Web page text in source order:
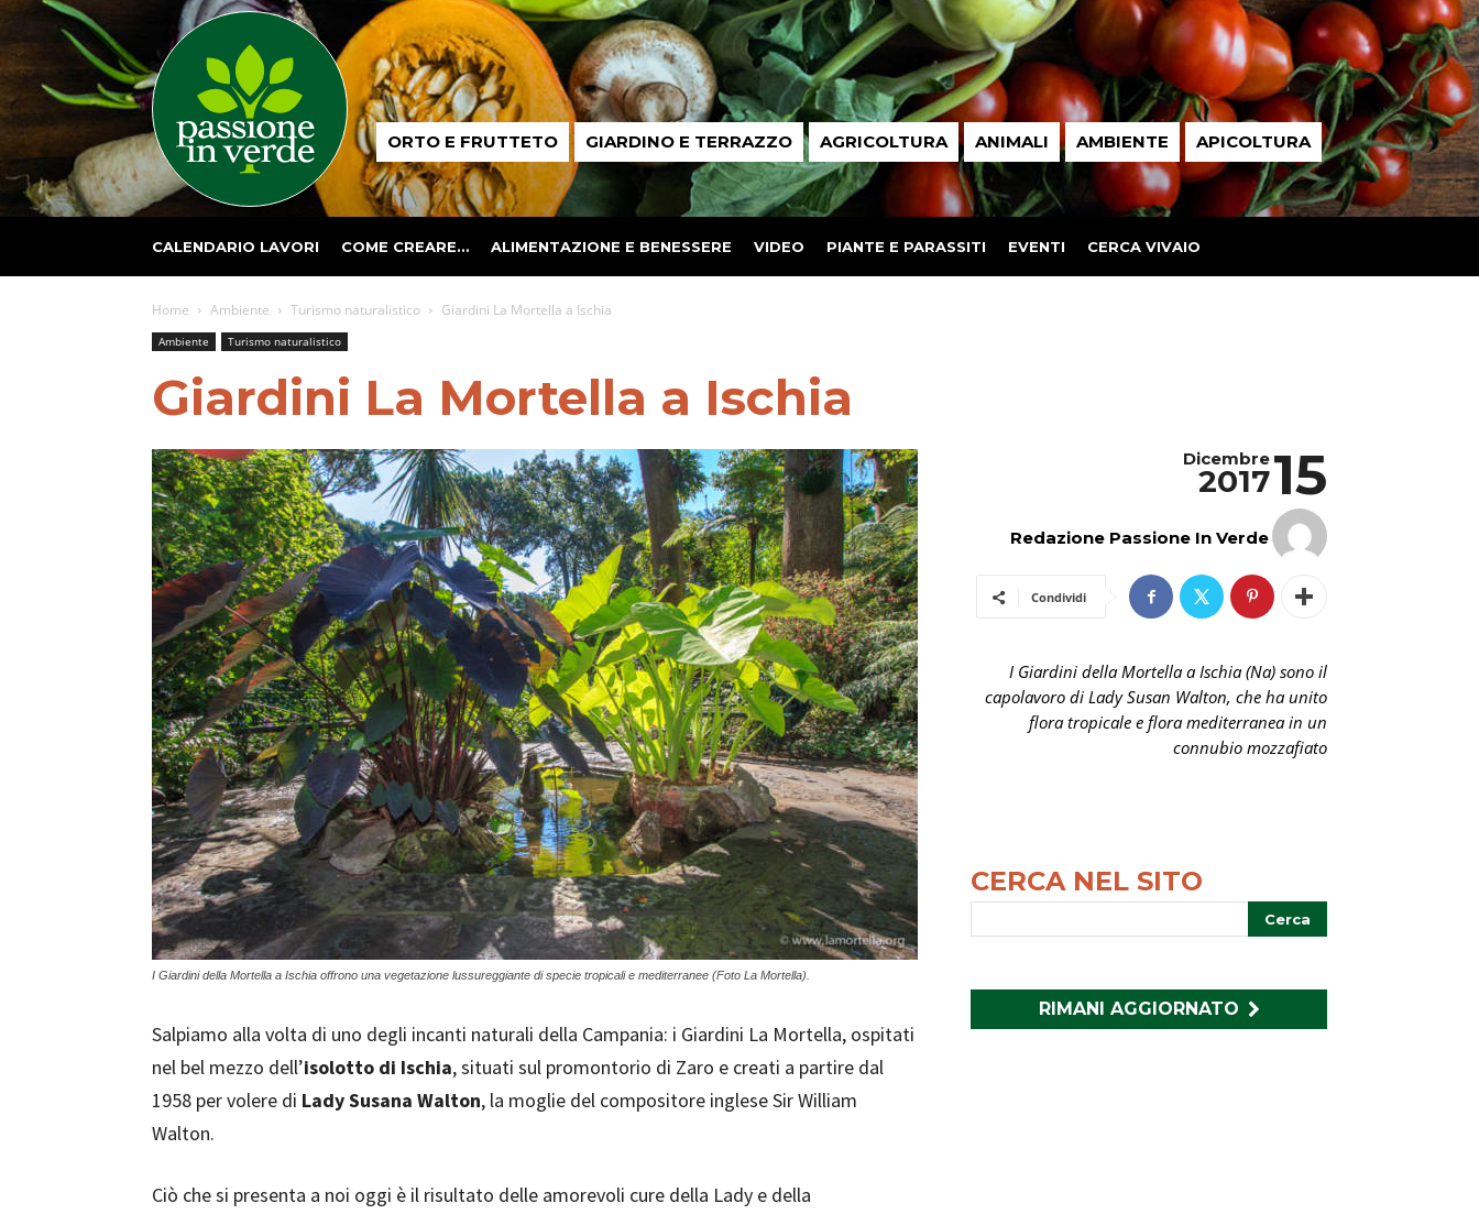
Passione
in ORTO E FRUTTETO GIARDINO E TERRAZZO AGRICOLTURA ANIMALI AMBIENTE APICOLTURA
CALENDARIO LAVORI COME CREARE… ALIMENTAZIONE E BENESSERE VIDEO PIANTE E PARASSITI EVENTI CERCA VIVAIO
Home Ambiente Turismo naturalistico Giardini La Mortella a Ischia
Ambiente Turismo naturalistico
Giardini La Mortella a Ischia
I Giardini della Mortella a Ischia offrono una vegetazione lussureggiante di specie tropicali e mediterranee (Foto La Mortella).
Salpiamo alla volta di uno degli incanti naturali della Campania: i Giardini La Mortella, ospitati
nel bel mezzo dell’isolotto di Ischia, situati sul promontorio di Zaro e creati a partire dal
1958 per volere di Lady Susana Walton, la moglie del compositore inglese Sir William
Walton.
Ciò che si presenta a noi oggi è il risultato delle amorevoli cure della Lady e della
15
Dicembre
2017
Redazione Passione In Verde
Condividi
I Giardini della Mortella a Ischia (Na) sono il
capolavoro di Lady Susan Walton, che ha unito
flora tropicale e flora mediterranea in un
connubio mozzafiato
CERCA NEL SITO
RIMANI AGGIORNATO